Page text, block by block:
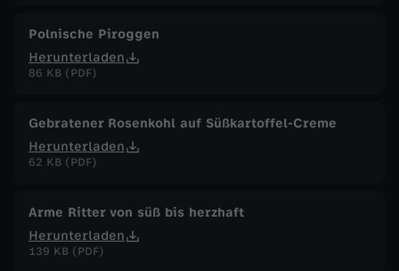
Polnische Piroggen
Herunterladen
86 KB (PDF)
Gebratener Rosenkohl auf Süßkartoffel-Creme
Herunterladen
62 KB (PDF)
Arme Ritter von süß bis herzhaft
Herunterladen
139 KB (PDF)